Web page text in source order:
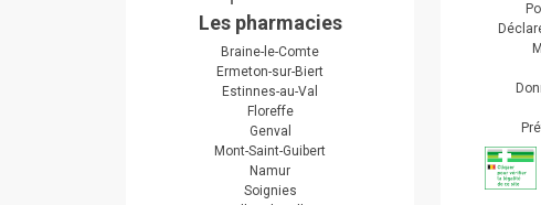
Les pharmacies
Braine-le-Comte
Ermeton-sur-Biert
Estinnes-au-Val
Floreffe
Genval
Mont-Saint-Guibert
Namur
Soignies